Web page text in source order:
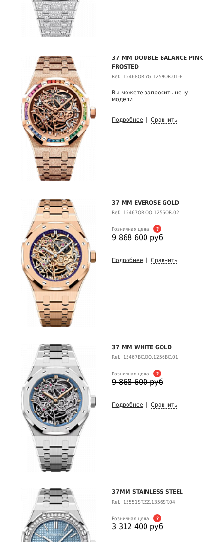
37 MM DOUBLE BALANCE PINK
FROSTED
Ref.: 15468OR.YG.1259OR.01-B
Вы можете запросить цену
модели
Подробнее Сравнить
37 MM EVEROSE GOLD
Ref.: 15467OR.OO.1256OR.02
Розничная цена ?
9 868 600 руб
Подробнее Сравнить
37 MM WHITE GOLD
Ref.: 15467BC.OO.1256BC.01
Розничная цена ?
9 868 600 руб
Подробнее Сравнить
37MM STAINLESS STEEL
Ref.: 15551ST.ZZ.1356ST.04
Розничная цена ?
3 312 400 руб